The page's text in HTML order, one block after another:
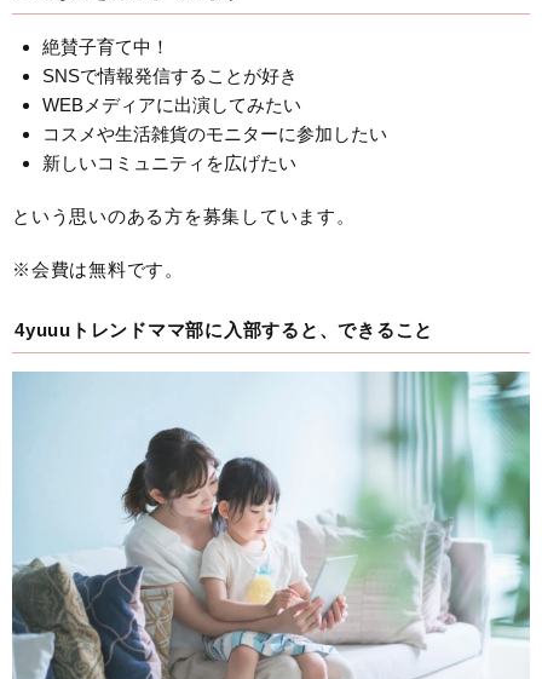
絶賛子育て中！
SNSで情報発信することが好き
WEBメディアに出演してみたい
コスメや生活雑貨のモニターに参加したい
新しいコミュニティを広げたい
という思いのある方を募集しています。
※会費は無料です。
4yuuuトレンドママ部に入部すると、できること